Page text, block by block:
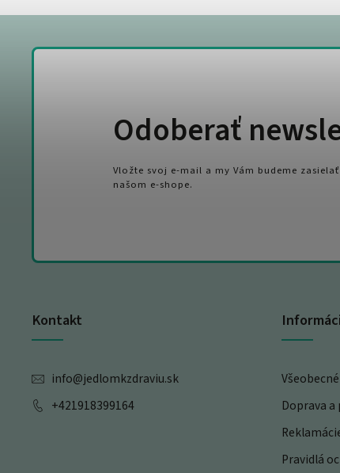
Kontakt
info@jedlomkzdraviu.sk
+421918399164
Doprava
Pravidlá
Odoberať
Vložte svoj e-mail a my Vám budeme
našom e-shope.